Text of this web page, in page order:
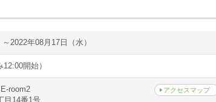
2022年08月17日（水）
開始）
アクセスマップ
room2
目14番1号